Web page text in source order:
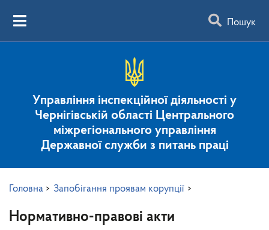
Пошук
Управління інспекційної діяльності у
Чернігівській області Центрального
міжрегіонального управління
Державної служби з питань праці
Головна > Запобігання проявам корупції >
Нормативно-правові акти